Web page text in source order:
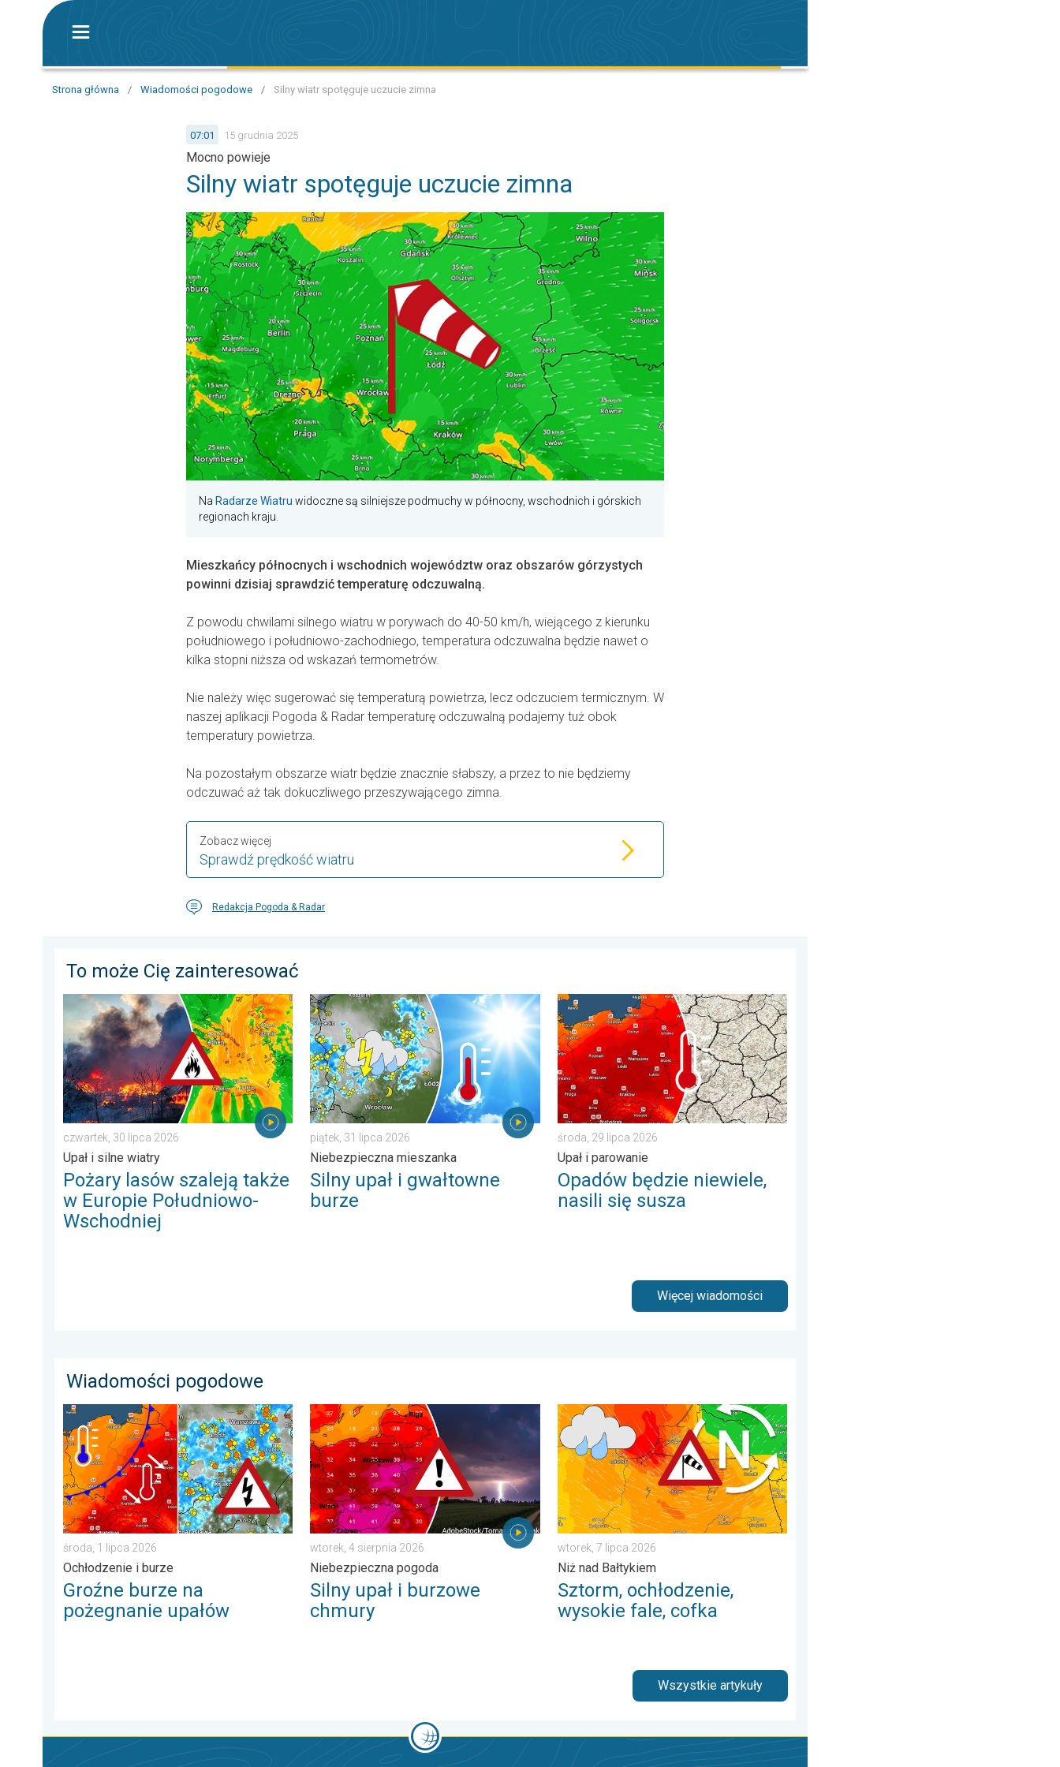
Strona główna / Wiadomości pogodowe / Silny wiatr spotęguje uczucie zimna
07:01 15 grudnia 2025
Mocno powieje
Silny wiatr spotęguje uczucie zimna
Na Radarze Wiatru widoczne są silniejsze podmuchy w północny, wschodnich i górskich
regionach kraju.
Mieszkańcy północnych i wschodnich województw oraz obszarów górzystych
powinni dzisiaj sprawdzić temperaturę odczuwalną.
Z powodu chwilami silnego wiatru w porywach do 40-50 km/h, wiejącego z kierunku
południowego i południowo-zachodniego, temperatura odczuwalna będzie nawet o
kilka stopni niższa od wskazań termometrów.
Nie należy więc sugerować się temperaturą powietrza, lecz odczuciem termicznym. W
naszej aplikacji Pogoda & Radar temperaturę odczuwalną podajemy tuż obok
temperatury powietrza.
Na pozostałym obszarze wiatr będzie znacznie słabszy, a przez to nie będziemy
odczuwać aż tak dokuczliwego przeszywającego zimna.
Sprawdź prędkość wiatru
Zobacz więcej
Redakcja Pogoda & Radar
To może Cię zainteresować
Pożary lasów szaleją także w Europie Południowo-Wschodniej. Upał i silne wiatry. . . czwartek, 30 lipca 2026
czwartek, 30 lipca 2026
Upał i silne wiatry
Pożary lasów szaleją także
w Europie Południowo-
Wschodniej
Silny upał i gwałtowne burze. Niebezpieczna mieszanka. . . piątek, 31 lipca 2026
piątek, 31 lipca 2026
Niebezpieczna mieszanka
Silny upał i gwałtowne
burze
Opadów będzie niewiele, nasili się susza. Upał i parowanie. . . środa, 29 lipca 2026
środa, 29 lipca 2026
Upał i parowanie
Opadów będzie niewiele,
nasili się susza
Więcej wiadomości
Wiadomości pogodowe
Groźne burze na pożegnanie upałów. Ochłodzenie i burze. . . środa, 1 lipca 2026
środa, 1 lipca 2026
Ochłodzenie i burze
Groźne burze na
pożegnanie upałów
Silny upał i burzowe chmury. Niebezpieczna pogoda. . . wtorek, 4 sierpnia 2026
wtorek, 4 sierpnia 2026
Niebezpieczna pogoda
Silny upał i burzowe
chmury
Sztorm, ochłodzenie, wysokie fale, cofka. Niż nad Bałtykiem. . . wtorek, 7 lipca 2026
wtorek, 7 lipca 2026
Niż nad Bałtykiem
Sztorm, ochłodzenie,
wysokie fale, cofka
Wszystkie artykuły